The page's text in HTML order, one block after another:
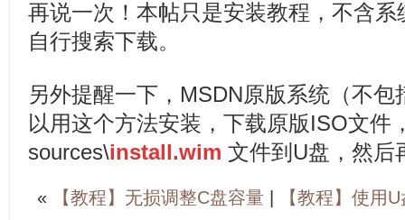
再说一次！本帖只是安装教程，不含
自行搜索下载。
另外提醒一下，MSDN原版系统（不
以用这个方法安装，下载原版ISO文件
sources\install.wim 文件到U盘，然后
« 【教程】无损调整C盘容量| 【教程】使用